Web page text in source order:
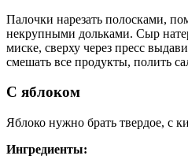
Палочки нарезать полосками,
некрупными дольками. Сыр
миске, сверху через пресс
смешать все продукты, полить
С яблоком
Яблоко нужно брать твердое, с
Ингредиенты: